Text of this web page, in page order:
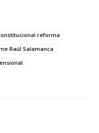
reforma
Raúl Salamanca